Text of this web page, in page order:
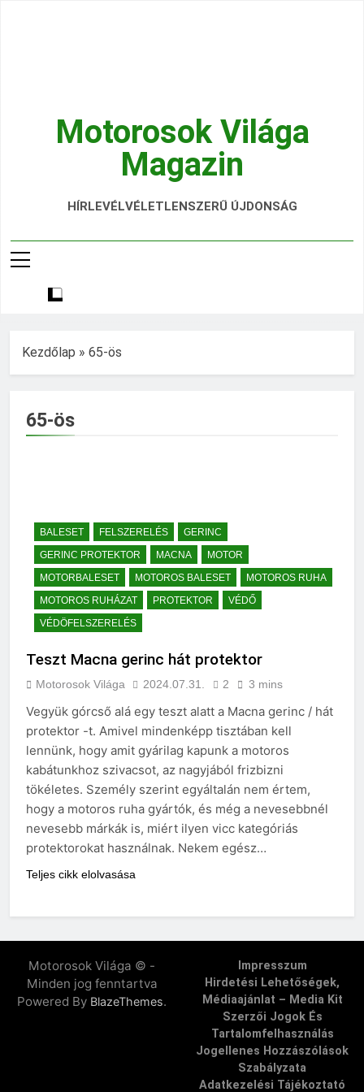
Motorosok Világa
Magazin
Hírek, Tesztek, Élmények Egy Helyen!
HÍRLEVÉLVÉLETLENSZERŰ ÚJDONSÁG
Kezdőlap » 65-ös
65-ös
BALESET FELSZERELÉS
GERINC
GERINC PROTEKTOR
MACNA
MOTOR
MOTORBALESET
MOTOROS BALESET
MOTOROS RUHA
MOTOROS RUHÁZAT
PROTEKTOR
VÉDŐ
VÉDÖFELSZERELÉS
Teszt Macna gerinc hát protektor
Motorosok Világa 2024.07.31. 2 3 mins
Vegyük górcső alá egy teszt alatt a Macna gerinc / hát
protektor -t. Amivel mindenképp tisztában kell
lennünk, hogy amit gyárilag kapunk a motoros
kabátunkhoz szivacsot, az nagyjából frizbizni
tökéletes. Személy szerint egyáltalán nem értem,
hogy a motoros ruha gyártók, és még a nevesebbnél
nevesebb márkák is, miért ilyen vicc kategóriás
protektorokat használnak. Nekem egész…
Teljes cikk elolvasása
Motorosok Világa © -
Minden jog fenntartva
Powered By BlazeThemes.
Impresszum
Hirdetési Lehetőségek,
Médiaajánlat – Media Kit
Szerzői Jogok És
Tartalomfelhasználás
Jogellenes Hozzászólások
Szabályzata
Adatkezelési Tájékoztató